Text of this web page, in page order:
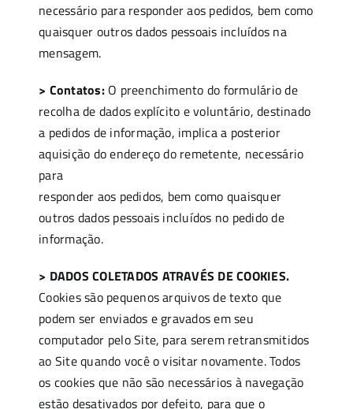
necessário para responder aos pedidos, bem como
quaisquer outros dados pessoais incluídos na
mensagem.
> Contatos:O preenchimento do formulário de
recolha de dados explícito e voluntário, destinado
a pedidos de informação, implica a posterior
aquisição do endereço do remetente, necessário
para
responder aos pedidos, bem como quaisquer
outros dados pessoais incluídos no pedido de
informação.
> DADOS COLETADOS ATRAVÉS DE COOKIES.
Cookies são pequenos arquivos de texto que
podem ser enviados e gravados em seu
computador pelo Site, para serem retransmitidos
ao Site quando você o visitar novamente. Todos
os cookies que não são necessários à navegação
estão desativados por defeito, para que o